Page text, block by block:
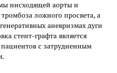
нисходящей аорты и
ложного просвета, а
аневризмах дуги
стент-графта является
с затрудненным